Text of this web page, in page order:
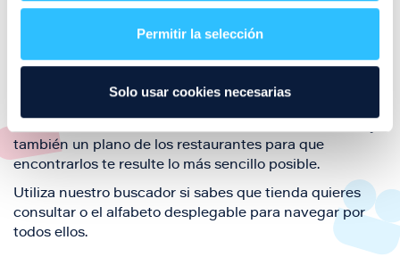
Permitir la selección
Solo usar cookies necesarias
también de nuestra oferta de ocio y shopping durante
tu visita.
El este directorio de restaurantes de Puerto Venecia
también un plano de los restaurantes para que
encontrarlos te resulte lo más sencillo posible.
Utiliza nuestro buscador si sabes que tienda quieres
consultar o el alfabeto desplegable para navegar por
todos ellos.